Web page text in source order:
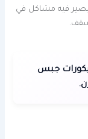
يصير فيه مشاكل في
جبس